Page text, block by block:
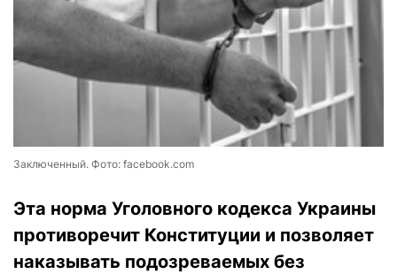
Заключенный. Фото: facebook.com
Эта норма Уголовного кодекса Украины
противоречит Конституции и позволяет
наказывать подозреваемых без